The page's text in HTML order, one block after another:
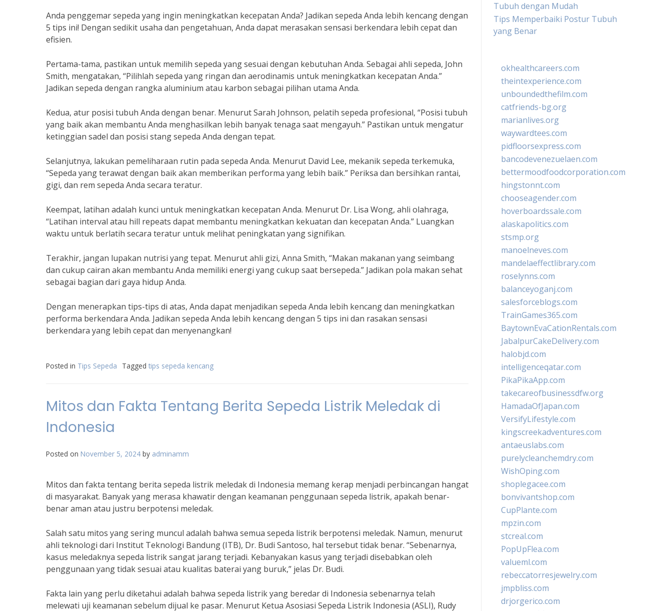
Anda penggemar sepeda yang ingin meningkatkan kecepatan Anda? Jadikan sepeda Anda lebih kencang dengan
5 tips ini! Dengan sedikit usaha dan pengetahuan, Anda dapat merasakan sensasi berkendara lebih cepat dan
efisien.
Pertama-tama, pastikan untuk memilih sepeda yang sesuai dengan kebutuhan Anda. Sebagai ahli sepeda, John
Smith, mengatakan, “Pilihlah sepeda yang ringan dan aerodinamis untuk meningkatkan kecepatan Anda.”
Jadikan sepeda dengan rangka aluminium atau karbon sebagai pilihan utama Anda.
Kedua, atur posisi tubuh Anda dengan benar. Menurut Sarah Johnson, pelatih sepeda profesional, “Posisi tubuh
yang baik akan membantu Anda menghasilkan lebih banyak tenaga saat mengayuh.” Pastikan untuk mengatur
ketinggian sadel dan posisi stang sepeda Anda dengan tepat.
Selanjutnya, lakukan pemeliharaan rutin pada sepeda Anda. Menurut David Lee, mekanik sepeda terkemuka,
“Sepeda yang terawat dengan baik akan memberikan performa yang lebih baik.” Periksa dan bersihkan rantai,
gigi, dan rem sepeda Anda secara teratur.
Keempat, latihan adalah kunci untuk meningkatkan kecepatan Anda. Menurut Dr. Lisa Wong, ahli olahraga,
“Latihan interval atau hill repeats dapat membantu meningkatkan kekuatan dan kecepatan Anda.” Luangkan
waktu untuk berlatih secara teratur untuk melihat peningkatan yang signifikan.
Terakhir, jangan lupakan nutrisi yang tepat. Menurut ahli gizi, Anna Smith, “Makan makanan yang seimbang
dan cukup cairan akan membantu Anda memiliki energi yang cukup saat bersepeda.” Jadikan pola makan sehat
sebagai bagian dari gaya hidup Anda.
Dengan menerapkan tips-tips di atas, Anda dapat menjadikan sepeda Anda lebih kencang dan meningkatkan
performa berkendara Anda. Jadikan sepeda Anda lebih kencang dengan 5 tips ini dan rasakan sensasi
berkendara yang lebih cepat dan menyenangkan!
Posted in Tips Sepeda Tagged tips sepeda kencang
Mitos dan Fakta Tentang Berita Sepeda Listrik Meledak di
Indonesia
Posted on November 5, 2024 by adminamm
Mitos dan fakta tentang berita sepeda listrik meledak di Indonesia memang kerap menjadi perbincangan hangat
di masyarakat. Banyak yang merasa khawatir dengan keamanan penggunaan sepeda listrik, apakah benar-
benar aman atau justru berpotensi meledak.
Salah satu mitos yang sering muncul adalah bahwa semua sepeda listrik berpotensi meledak. Namun, menurut
ahli teknologi dari Institut Teknologi Bandung (ITB), Dr. Budi Santoso, hal tersebut tidak benar. “Sebenarnya,
kasus meledaknya sepeda listrik sangat jarang terjadi. Kebanyakan kasus yang terjadi disebabkan oleh
penggunaan yang tidak sesuai atau kualitas baterai yang buruk,” jelas Dr. Budi.
Fakta lain yang perlu diketahui adalah bahwa sepeda listrik yang beredar di Indonesia sebenarnya telah
melewati uji keamanan sebelum dijual ke pasar. Menurut Ketua Asosiasi Sepeda Listrik Indonesia (ASLI), Rudy
Tubuh dengan Mudah
Tips Memperbaiki Postur Tubuh
yang Benar
okhealthcareers.com
theintexperience.com
unboundedthefilm.com
catfriends-bg.org
marianlives.org
waywardtees.com
pidfloorsexpress.com
bancodevenezuelaen.com
bettermoodfoodcorporation.com
hingstonnt.com
chooseagender.com
hoverboardssale.com
alaskapolitics.com
stsmp.org
manoelneves.com
mandelaeffectlibrary.com
roselynns.com
balanceyoganj.com
salesforceblogs.com
TrainGames365.com
BaytownEvaCationRentals.com
JabalpurCakeDelivery.com
halobjd.com
intelligenceqatar.com
PikaPikaApp.com
takecareofbusinessdfw.org
HamadaOfJapan.com
VersifyLifestyle.com
kingscreekadventures.com
antaeuslabs.com
purelycleanchemdry.com
WishOping.com
shoplegacee.com
bonvivantshop.com
CupPlante.com
mpzin.com
stcreal.com
PopUpFlea.com
valueml.com
rebeccatorresjewelry.com
jmpbliss.com
drjorgerico.com